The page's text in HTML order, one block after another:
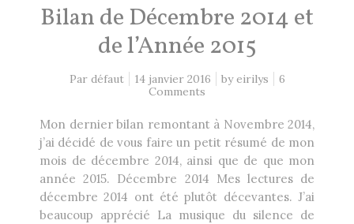
Heikala
RECHERCHE
Bilan de Décembre 2014 et
de l’Année 2015
Par défaut 14 janvier 2016 byeirilys
6
Comments
Mon dernier bilan remontant à Novembre 2014,
j’ai décidé de vous faire un petit résumé de mon
mois de décembre 2014, ainsi que de que mon
année 2015. Décembre 2014 Mes lectures de
décembre 2014 ont été plutôt décevantes. J’ai
beaucoup apprécié La musique du silence de